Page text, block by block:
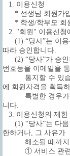
1. 이용신청
* 선생님 회원가입
* 학생/학부모 회
2. "회원" 이용신청
(1) “당사”는 이용
따라 승인합니다.
(2) “당사”가 승인
번호등을 이메일을
통지할 수 있습니
에 회원자격을 획득
특별한 경우가 없
니다.
3. 이용신청의 제한
(1) “당사”는 다음
한하거나, 그 사유가
해소될 때까지 승
① 서비스 관련